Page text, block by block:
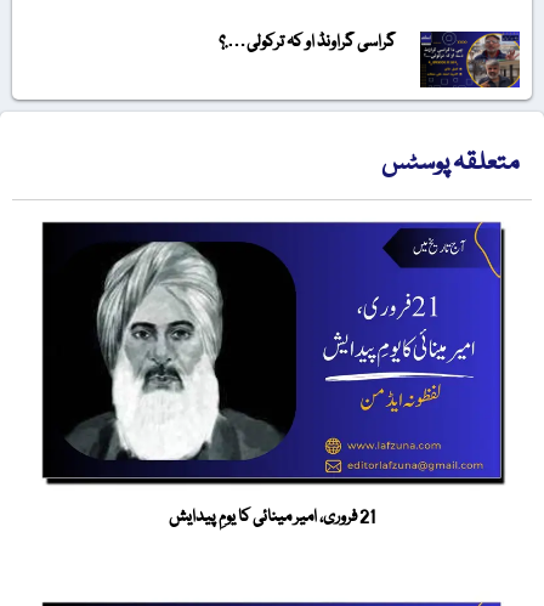
گراسی گراونڈ او کہ ترکولی….؟
متعلقہ پوسٹس
21 فروری، امیر مینائی کا یومِ پیدایش